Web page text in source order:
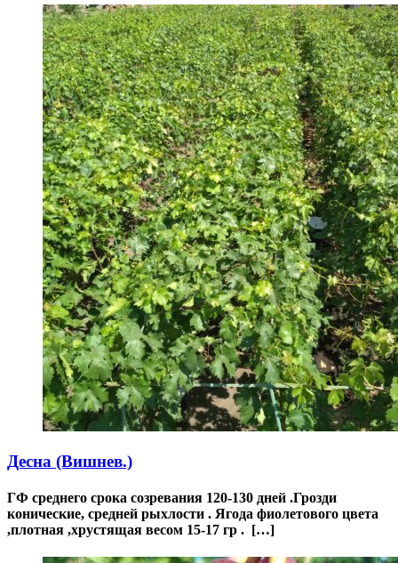
Десна (Вишнев.)
ГФ среднего срока созревания 120-130 дней .Грозди
конические, средней рыхлости . Ягода фиолетового цвета
,плотная ,хрустящая весом 15-17 гр . […]